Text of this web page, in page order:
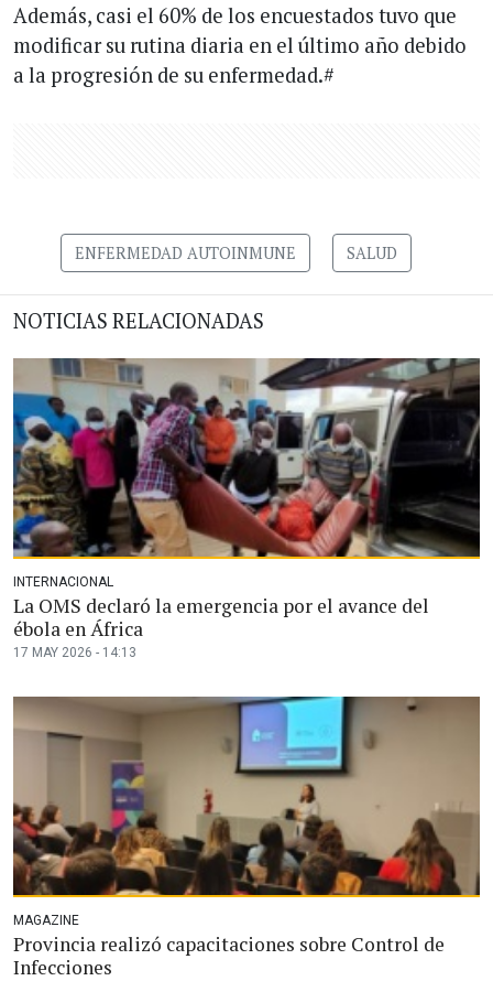
Además, casi el 60% de los encuestados tuvo que
modificar su rutina diaria en el último año debido
a la progresión de su enfermedad.#
ENFERMEDAD AUTOINMUNE SALUD
NOTICIAS RELACIONADAS
INTERNACIONAL
La OMS declaró la emergencia por el avance del
ébola en África
17 MAY 2026 - 14:13
MAGAZINE
Provincia realizó capacitaciones sobre Control de
Infecciones